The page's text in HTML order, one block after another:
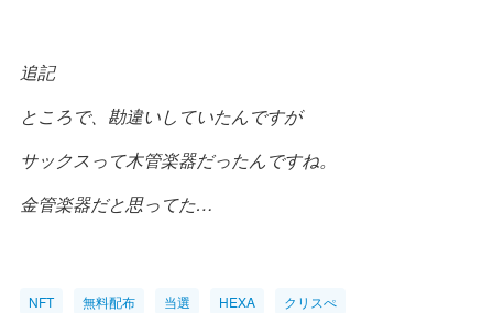
追記
ところで、勘違いしていたんですが
サックスって木管楽器だったんですね。
金管楽器だと思ってた…
NFT 無料配布 当選 HEXA クリスぺ